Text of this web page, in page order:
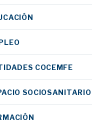
COCEMFE
SOCIOSANITARIO